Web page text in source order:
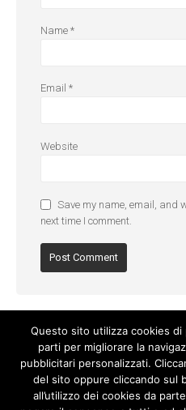
Name *
Email *
Website
Save my name, email, and
next time I comment.
Questo sito utilizza cookies
parti per migliorare la
pubblicitari personalizzati.
del sito oppure cliccando sul
all’utilizzo dei cookies da